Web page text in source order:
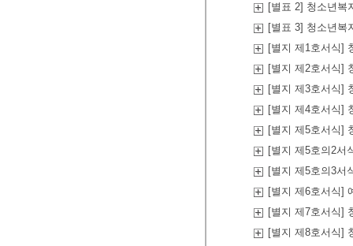
[별표 2] 청소년복
[별표 3] 청소년복
[별지 제1호서식]
[별지 제2호서식]
[별지 제3호서식]
[별지 제4호서식]
[별지 제5호서식]
[별지 제5호의2서
[별지 제5호의3서
[별지 제6호서식]
[별지 제7호서식]
[별지 제8호서식]